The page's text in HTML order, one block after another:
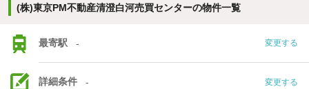
(株)東京PM不動産清澄白河売買センターの物件一覧
最寄駅 - 変更する
詳細条件 - 変更する